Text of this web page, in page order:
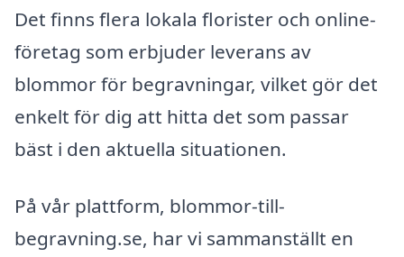
Det finns flera lokala florister och online-
företag som erbjuder leverans av
blommor för begravningar, vilket gör det
enkelt för dig att hitta det som passar
bäst i den aktuella situationen.
På vår plattform, blommor-till-
begravning.se, har vi sammanställt en